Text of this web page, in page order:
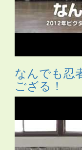
なんでも忍
ござる！